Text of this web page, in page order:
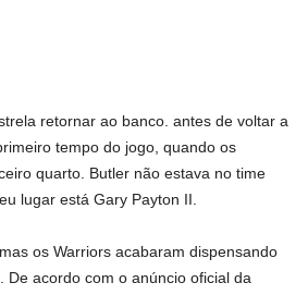
retornar ao banco. antes de voltar a
tempo do jogo, quando os
quarto. Butler não estava no time
lugar está Gary Payton II.
os Warriors acabaram dispensando
De acordo com o anúncio oficial da